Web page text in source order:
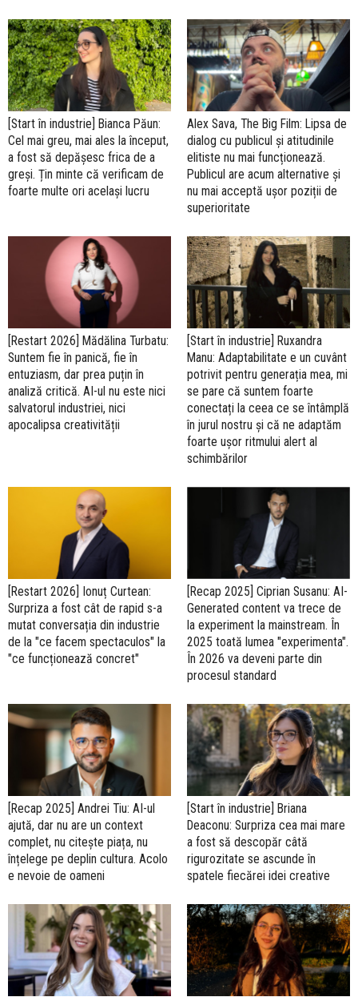
[Start în industrie] Bianca Păun:
Cel mai greu, mai ales la început,
a fost să depășesc frica de a
greși. Țin minte că verificam de
foarte multe ori același lucru
Alex Sava, The Big Film: Lipsa de
dialog cu publicul și atitudinile
elitiste nu mai funcționează.
Publicul are acum alternative și
nu mai acceptă ușor poziții de
superioritate
[Restart 2026] Mădălina Turbatu:
Suntem fie în panică, fie în
entuziasm, dar prea puțin în
analiză critică. AI-ul nu este nici
salvatorul industriei, nici
apocalipsa creativității
[Start în industrie] Ruxandra
Manu: Adaptabilitate e un cuvânt
potrivit pentru generația mea, mi
se pare că suntem foarte
conectați la ceea ce se întâmplă
în jurul nostru și că ne adaptăm
foarte ușor ritmului alert al
schimbărilor
[Restart 2026] Ionuț Curtean:
Surpriza a fost cât de rapid s-a
mutat conversația din industrie
de la "ce facem spectaculos" la
"ce funcționează concret"
[Recap 2025] Ciprian Susanu: AI-
Generated content va trece de
la experiment la mainstream. În
2025 toată lumea "experimenta".
În 2026 va deveni parte din
procesul standard
[Recap 2025] Andrei Tiu: AI-ul
ajută, dar nu are un context
complet, nu citește piața, nu
înțelege pe deplin cultura. Acolo
e nevoie de oameni
[Start în industrie] Briana
Deaconu: Surpriza cea mai mare
a fost să descopăr câtă
rigurozitate se ascunde în
spatele fiecărei idei creative